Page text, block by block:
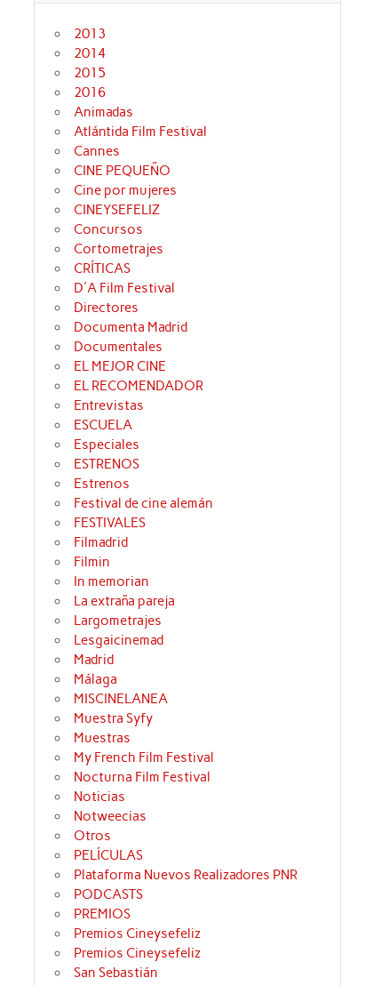
2013
2014
2015
2016
Animadas
Atlántida Film Festival
Cannes
CINE PEQUEÑO
Cine por mujeres
CINEYSEFELIZ
Concursos
Cortometrajes
CRÍTICAS
D'A Film Festival
Directores
Documenta Madrid
Documentales
EL MEJOR CINE
EL RECOMENDADOR
Entrevistas
ESCUELA
Especiales
ESTRENOS
Estrenos
Festival de cine alemán
FESTIVALES
Filmadrid
Filmin
In memorian
La extraña pareja
Largometrajes
Lesgaicinemad
Madrid
Málaga
MISCINELANEA
Muestra Syfy
Muestras
My French Film Festival
Nocturna Film Festival
Noticias
Notweecias
Otros
PELÍCULAS
Plataforma Nuevos Realizadores PNR
PODCASTS
PREMIOS
Premios Cineysefeliz
Premios Cineysefeliz
San Sebastián